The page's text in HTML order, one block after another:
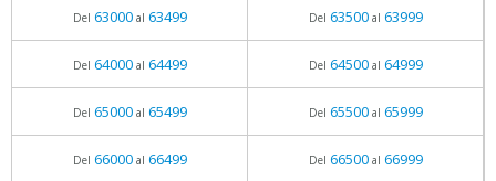
Del 63000al 63499 Del 63500al 63999
Del 64000al 64499 Del 64500al 64999
Del 65000al 65499 Del 65500al 65999
Del 66000al 66499 Del 66500al 66999